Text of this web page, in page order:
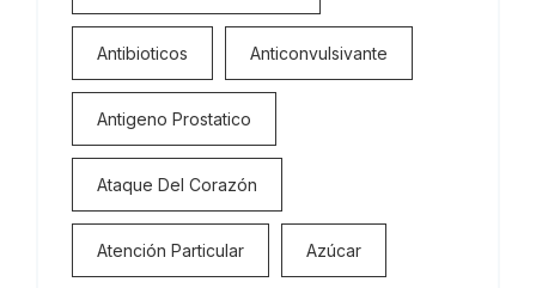
Antibioticos Anticonvulsivante
Antigeno Prostatico
Ataque Del Corazón
Atención Particular Azúcar